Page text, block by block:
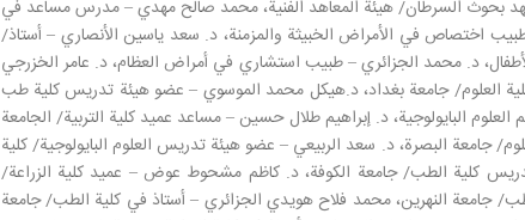
بحوث السرطان/ هيئة المعاهد الفنية، محمد صالح مهدي – مدرس مساعد في
اختصاص في الأمراض الخبيثة والمزمنة، د. سعد ياسين الأنصاري – أستاذ/
د. محمد الجزائري – طبيب استشاري في أمراض العظام، د. عامر الخزرجي
العلوم/ جامعة بغداد، د.هيكل محمد الموسوي – عضو هيئة تدريس كلية طب
البايولوجية، د. إبراهيم طلال حسين – مساعد عميد كلية التربية/ الجامعة
جامعة البصرة، د. سعد الربيعي – عضو هيئة تدريس العلوم البايولوجية/ كلية
كلية الطب/ جامعة الكوفة، د. كاظم مشحوط عوض – عميد كلية الزراعة/
جامعة النهرين، محمد فلاح هويدي الجزائري – أستاذ في كلية الطب/ جامعة